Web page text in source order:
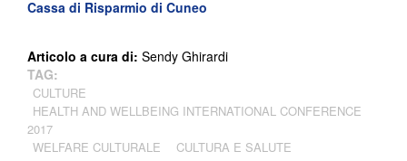
Cassa di Risparmio di Cuneo
Articolo a cura di: Sendy Ghirardi
TAG:
CULTURE
HEALTH AND WELLBEING INTERNATIONAL CONFERENCE
2017
WELFARE CULTURALE
CULTURA E SALUTE